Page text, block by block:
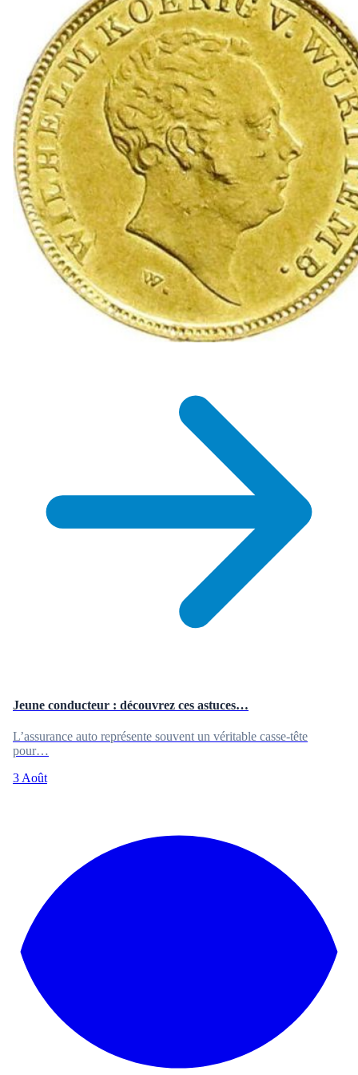
Jeune conducteur : découvrez ces astuces…
L’assurance auto représente souvent un véritable casse-tête
pour…
3 Août